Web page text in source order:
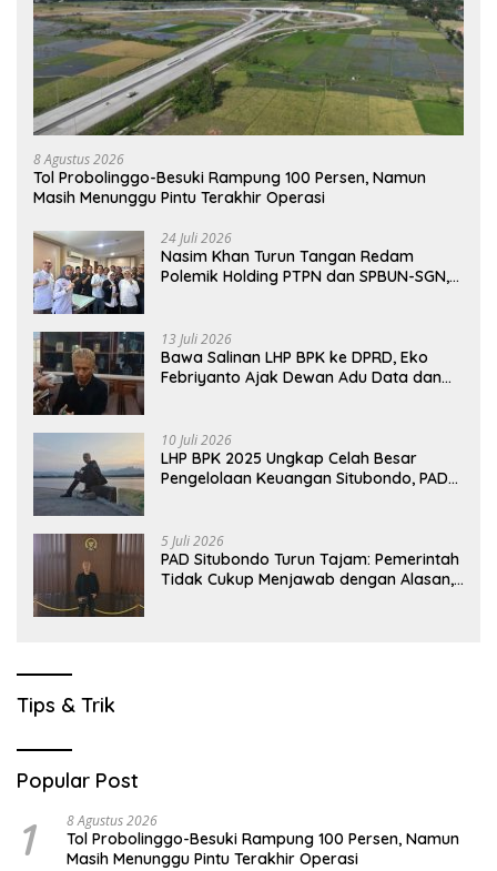
8 Agustus 2026
Tol Probolinggo-Besuki Rampung 100 Persen, Namun
Masih Menunggu Pintu Terakhir Operasi
24 Juli 2026
Nasim Khan Turun Tangan Redam
Polemik Holding PTPN dan SPBUN-SGN,
13 Juli 2026
Bawa Salinan LHP BPK ke DPRD, Eko
Febriyanto Ajak Dewan Adu Data dan
10 Juli 2026
LHP BPK 2025 Ungkap Celah Besar
Pengelolaan Keuangan Situbondo, PAD
5 Juli 2026
PAD Situbondo Turun Tajam: Pemerintah
Tidak Cukup Menjawab dengan Alasan,
Tips & Trik
Popular Post
1 8 Agustus 2026
Tol Probolinggo-Besuki Rampung 100 Persen, Namun
Masih Menunggu Pintu Terakhir Operasi